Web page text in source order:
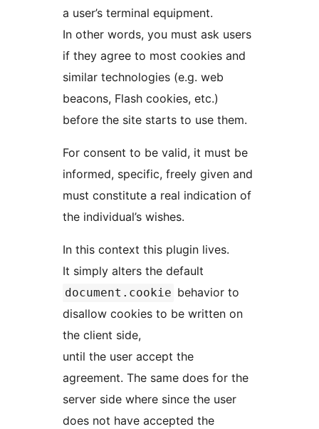
a user’s terminal equipment.
In other words, you must ask users
if they agree to most cookies and
similar technologies (e.g. web
beacons, Flash cookies, etc.)
before the site starts to use them.
For consent to be valid, it must be
informed, specific, freely given and
must constitute a real indication of
the individual’s wishes.
In this context this plugin lives.
It simply alters the default
document.cookie behavior to
disallow cookies to be written on
the client side,
until the user accept the
agreement. The same does for the
server side where since the user
does not have accepted the